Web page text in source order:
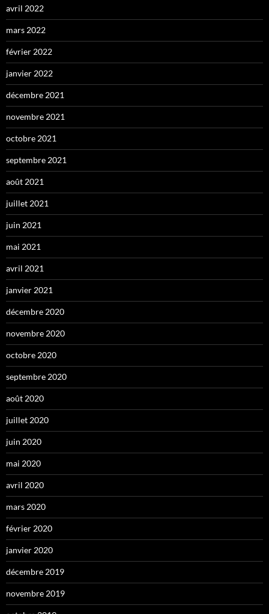
avril 2022
mars 2022
février 2022
janvier 2022
décembre 2021
novembre 2021
octobre 2021
septembre 2021
août 2021
juillet 2021
juin 2021
mai 2021
avril 2021
janvier 2021
décembre 2020
novembre 2020
octobre 2020
septembre 2020
août 2020
juillet 2020
juin 2020
mai 2020
avril 2020
mars 2020
février 2020
janvier 2020
décembre 2019
novembre 2019